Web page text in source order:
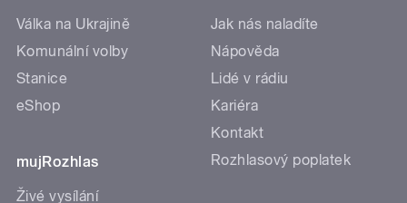
Válka na Ukrajině
Komunální volby
Stanice
eShop
mujRozhlas
Živé vysílání
Jak nás naladíte
Nápověda
Lidé v rádiu
Kariéra
Kontakt
Rozhlasový poplatek